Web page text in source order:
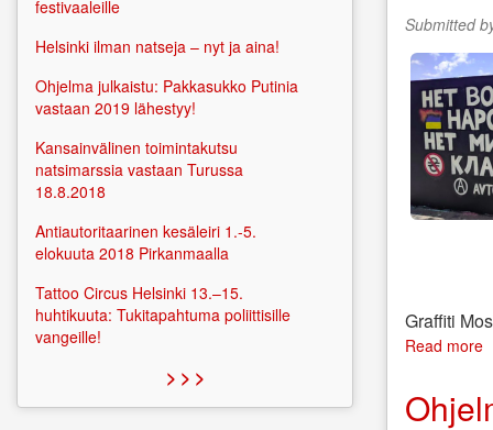
Submitted
Graffiti
Read more
festivaaleille
Helsinki ilman natseja – nyt ja aina!
Ohjelma julkaistu: Pakkasukko Putinia
vastaan 2019 lähestyy!
Kansainvälinen toimintakutsu
natsimarssia vastaan Turussa
18.8.2018
Antiautoritaarinen kesäleiri 1.-5.
elokuuta 2018 Pirkanmaalla
Tattoo Circus Helsinki 13.–15.
huhtikuuta: Tukitapahtuma poliittisille
vangeille!
> > >